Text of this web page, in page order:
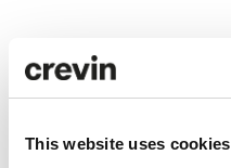
This website uses cookies
Datos de
Consumo
103.13